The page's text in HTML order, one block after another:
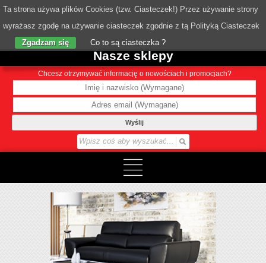
o Nas
Nasze sklepy
Chcesz otrzymywać informację o nowościach i promocjach?
Wyślij
Ta strona używa plików Cookies (tzw. Ciasteczek!) Przez używanie strony
wyrażasz zgodę na używanie ciasteczek zgodnie z tą Polityką Ciasteczek
Zgadzam się
Co to są ciasteczka ?